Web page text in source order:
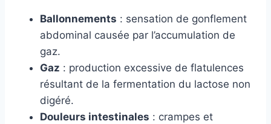
Ballonnements : sensation de gonflement
abdominal causée par l’accumulation de
gaz.
Gaz : production excessive de flatulences
résultant de la fermentation du lactose non
digéré.
Douleurs intestinales : crampes et